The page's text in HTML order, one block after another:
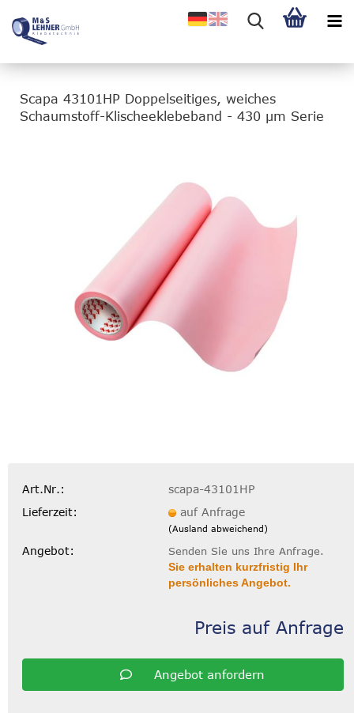
Scapa 43101HP Doppelseitiges, weiches
Schaumstoff-Klischeeklebeband - 430 µm Serie
Art.Nr.:
scapa-43101HP
Lieferzeit:
auf Anfrage
(Ausland abweichend)
Angebot:
Senden Sie uns Ihre Anfrage.
Sie erhalten kurzfristig Ihr
persönliches Angebot.
Preis auf Anfrage
Angebot anfordern